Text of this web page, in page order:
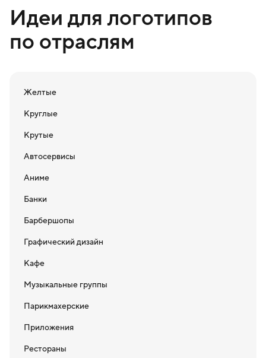
Идеи для логотипов
по отраслям
Желтые
Круглые
Крутые
Автосервисы
Аниме
Банки
Барбершопы
Графический дизайн
Кафе
Музыкальные группы
Парикмахерские
Приложения
Рестораны